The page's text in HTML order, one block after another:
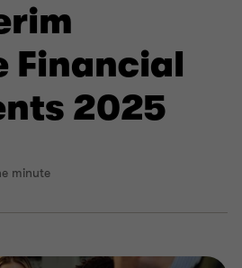
Financial
2025
minute